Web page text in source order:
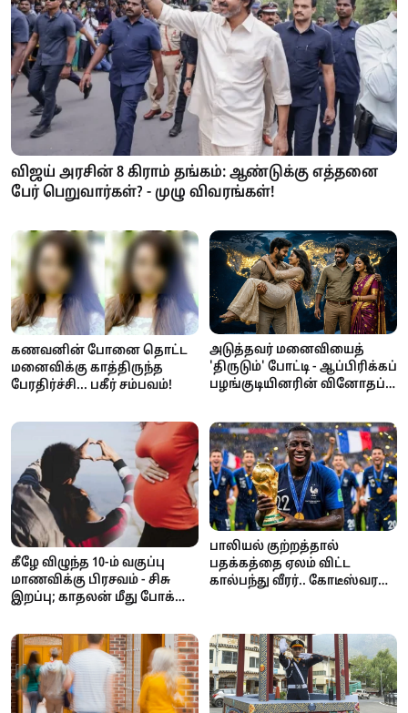
விஜய் அரசின் 8 கிராம் தங்கம்: ஆண்டுக்கு எத்தனை
பேர் பெறுவார்கள்? - முழு விவரங்கள்!
கணவனின் போனை தொட்ட
மனைவிக்கு காத்திருந்த
பேரதிர்ச்சி... பகீர் சம்பவம்!
அடுத்தவர் மனைவியைத்
'திருடும்' போட்டி - ஆப்பிரிக்கப்
பழங்குடியினரின் வினோதப்
கீழே விழுந்த 10-ம் வகுப்பு
மாணவிக்கு பிரசவம் - சிசு
இறப்பு; காதலன் மீது போக்சோ
பாலியல் குற்றத்தால்
பதக்கத்தை ஏலம் விட்ட
கால்பந்து வீரர்.. கோடீஸ்வரன்